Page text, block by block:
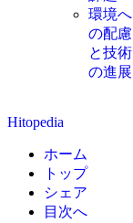
環境へ
の配慮
と技術
の進展
Hitopedia
ホーム
トップ
シェア
目次へ